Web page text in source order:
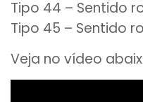
Tipo 44 – Sentido
Tipo 45 – Sentido
Veja no vídeo